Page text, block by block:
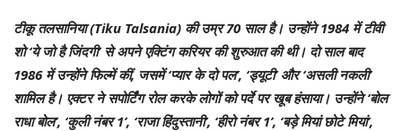
टीकू तलसानिया (Tiku Talsania) की उम्र 70 साल है। उन्होंने 1984 में टीवी
शो ‘ये जो है जिंदगी’ से अपने एक्टिंग करियर की शुरुआत की थी। दो साल बाद
1986 में उन्होंने फिल्में कीं, जसमें ‘प्यार के दो पल’, ‘ड्यूटी’ और ‘असली नकली’
शामिल है। एक्टर ने सपोर्टिंग रोल करके लोगों को पर्दे पर खूब हंसाया। उन्होंने ‘बोल
राधा बोल’, ‘कुली नंबर 1’, ‘राजा हिंदुस्तानी’, ‘हीरो नंबर 1’, ‘बड़े मियां छोटे मियां’,